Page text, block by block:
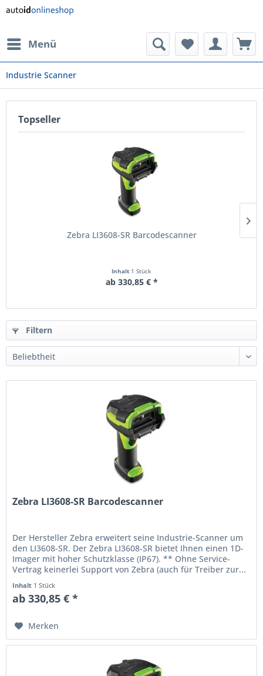
Menü
Industrie Scanner
Topseller
Zebra LI3608-SR Barcodescanner
Inhalt 1 Stück
ab 330,85 € *
Filtern
Zebra LI3608-SR Barcodescanner
Der Hersteller Zebra erweitert seine Industrie-Scanner um
den LI3608-SR. Der Zebra LI3608-SR bietet Ihnen einen 1D-
Imager mit hoher Schutzklasse (IP67). ** Ohne Service-
Vertrag keinerlei Support von Zebra (auch für Treiber zur...
Inhalt 1 Stück
ab 330,85 € *
Merken